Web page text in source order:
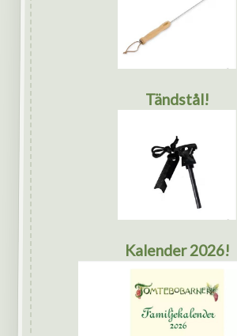
Tändstål!
Kalender 2026!